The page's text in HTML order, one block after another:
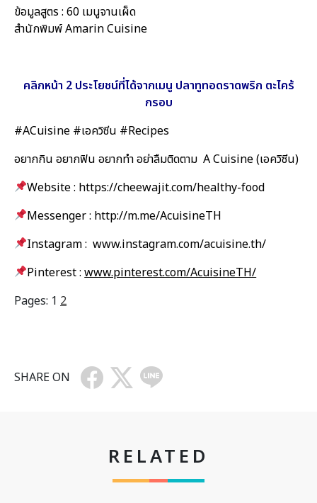
ข้อมูลสูตร : 60 เมนูจานเผ็ด
สำนักพิมพ์ Amarin Cuisine
คลิกหน้า 2 ประโยชน์ที่ได้จากเมนู ปลาทูทอดราดพริก ตะไคร้
กรอบ
#ACuisine #เอควิซีน #Recipes
อยากกิน อยากฟิน อยากทำ อย่าลืมติดตาม A Cuisine (เอควิซีน)
Website : https://cheewajit.com/healthy-food
Messenger : http://m.me/AcuisineTH
Instagram : www.instagram.com/acuisine.th/
Pinterest :www.pinterest.com/AcuisineTH/
Pages: 1 2
SHARE ON
RELATED